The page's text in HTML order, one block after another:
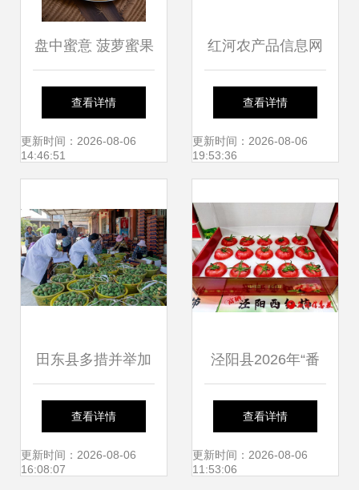
盘中蜜意 菠萝蜜果
肉的写生密码
查看详情
更新时间：2026-08-06
14:46:51
红河农产品信息网
连接乡村田野与城
市餐桌的绿色纽带
查看详情
更新时间：2026-08-06
19:53:36
田东县多措并举加
大农产品抽检力
度，全力守护群
查看详情
更新时间：2026-08-06
16:08:07
泾阳县2026年“番
茄领鲜 陕亮生
活”农产品产销对接
查看详情
更新时间：2026-08-06
11:53:06